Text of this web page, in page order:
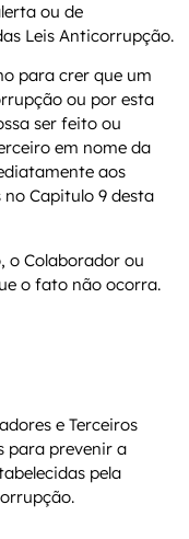
ou de
Leis Anticorrupção.
para crer que um
ou por esta
ser feito ou
em nome da
aos
Capitulo 9 desta
o Colaborador ou
o fato não ocorra.
e Terceiros
para prevenir a
pela